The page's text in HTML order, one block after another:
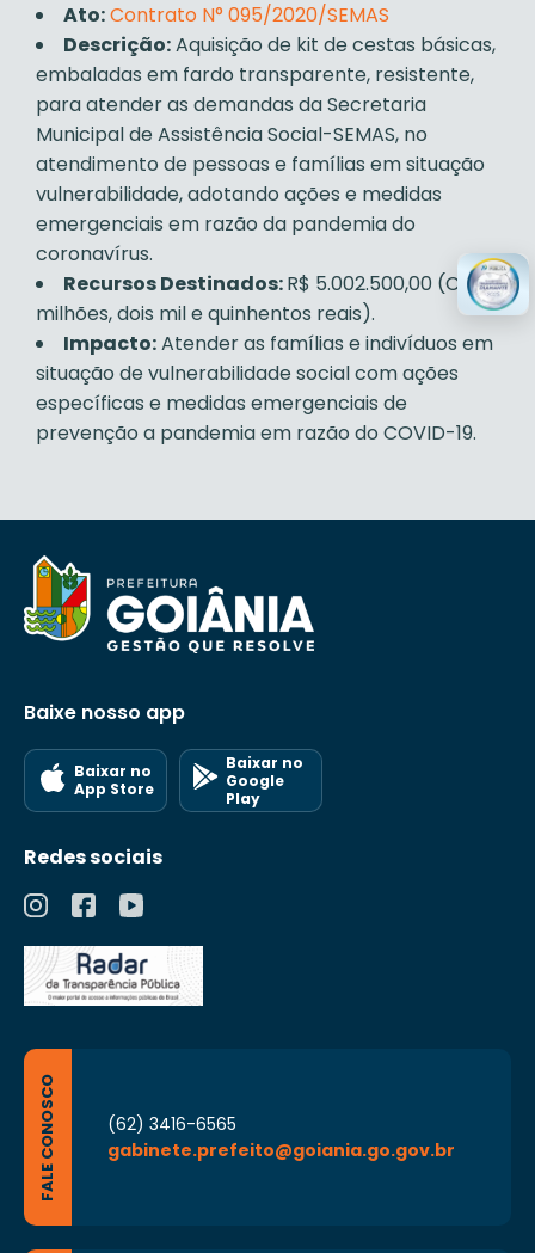
Ato:Contrato N° 095/2020/SEMAS
Descrição:Aquisição de kit de cestas básicas,
embaladas em fardo transparente, resistente,
para atender as demandas da Secretaria
Municipal de Assistência Social-SEMAS, no
atendimento de pessoas e famílias em situação
vulnerabilidade, adotando ações e medidas
emergenciais em razão da pandemia do
coronavírus.
Recursos Destinados:R$ 5.002.500,00 (Cinco
milhões, dois mil e quinhentos reais).
Impacto:Atender as famílias e indivíduos em
situação de vulnerabilidade social com ações
específicas e medidas emergenciais de
prevenção a pandemia em razão do COVID-19.
Baixe nosso app
Baixar no
App Store
Baixar no
Google
Play
Redes sociais
FALE CONOSCO
(62) 3416-6565
gabinete.prefeito@goiania.go.gov.br